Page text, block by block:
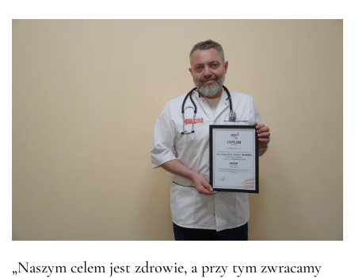
„Naszym celem jest zdrowie, a przy tym zwracamy